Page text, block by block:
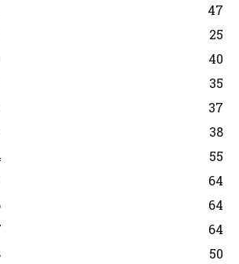
47
25
40
35
37
38
55
64
64
64
50